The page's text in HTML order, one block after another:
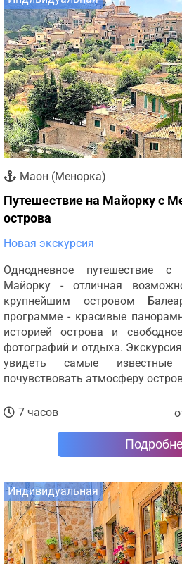
Маон (Менорка)
Путешествие на Майорку с
острова
Новая экскурсия
Однодневное путешествие
Майорку - отличная
крупнейшим островом
программе - красивые
историей острова и
фотографий и отдыха.
увидеть самые
почувствовать атмосферу
7 часов
Индивидуальная